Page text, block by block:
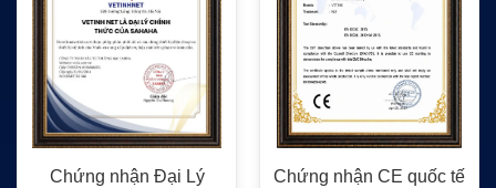
Chứng nhận Đại Lý
Chứng nhận CE quốc tế